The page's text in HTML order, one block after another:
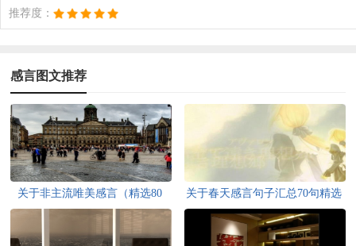
推荐度：
感言图文推荐
关于非主流唯美感言（精选80
句）
关于春天感言句子汇总70句精选